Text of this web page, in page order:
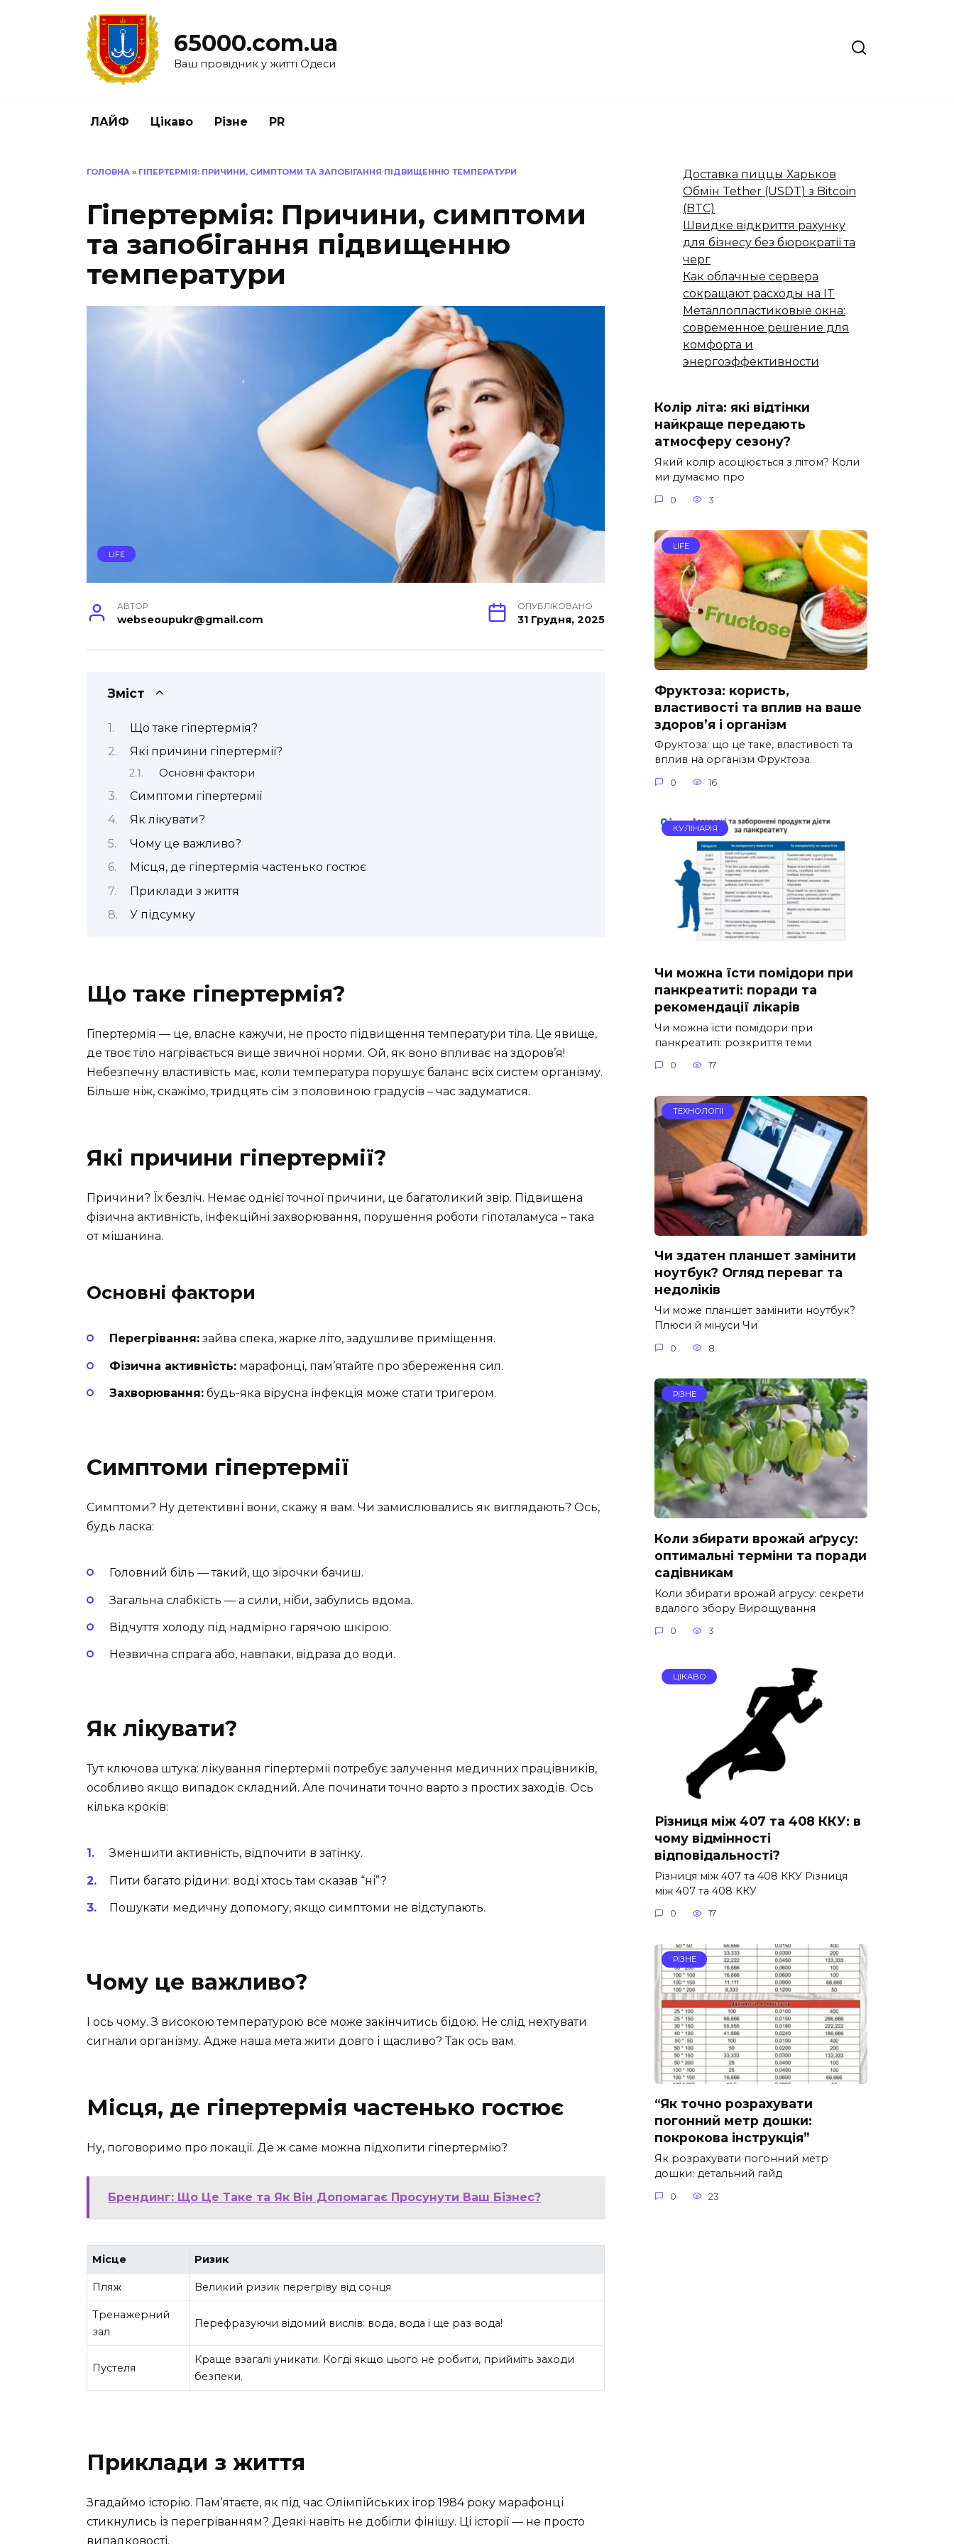
65000.com.ua
Ваш провідник у житті Одеси
ЛАЙФ Цікаво Різне PR
ГОЛОВНА » ГІПЕРТЕРМІЯ: ПРИЧИНИ, СИМПТОМИ ТА ЗАПОБІГАННЯ ПІДВИЩЕННЮ ТЕМПЕРАТУРИ
Гіпертермія: Причини, симптоми
та запобігання підвищенню
температури
LIFE
АВТОР
webseoupukr@gmail.com
ОПУБЛІКОВАНО
31 Грудня, 2025
Зміст
Що таке гіпертермія?
Які причини гіпертермії?
Основні фактори
Симптоми гіпертермії
Як лікувати?
Чому це важливо?
Місця, де гіпертермія частенько гостює
Приклади з життя
У підсумку
Що таке гіпертермія?
Гіпертермія — це, власне кажучи, не просто підвищення температури тіла. Це явище,
де твоє тіло нагрівається вище звичної норми. Ой, як воно впливає на здоров’я!
Небезпечну властивість має, коли температура порушує баланс всіх систем організму.
Більше ніж, скажімо, тридцять сім з половиною градусів – час задуматися.
Які причини гіпертермії?
Причини? Їх безліч. Немає однієї точної причини, це багатоликий звір. Підвищена
фізична активність, інфекційні захворювання, порушення роботи гіпоталамуса – така
от мішанина.
Основні фактори
Перегрівання: зайва спека, жарке літо, задушливе приміщення.
Фізична активність: марафонці, пам’ятайте про збереження сил.
Захворювання: будь-яка вірусна інфекція може стати тригером.
Симптоми гіпертермії
Симптоми? Ну детективні вони, скажу я вам. Чи замислювались як виглядають? Ось,
будь ласка:
Головний біль — такий, що зірочки бачиш.
Загальна слабкість — а сили, ніби, забулись вдома.
Відчуття холоду під надмірно гарячою шкірою.
Незвична спрага або, навпаки, відраза до води.
Як лікувати?
Тут ключова штука: лікування гіпертермії потребує залучення медичних працівників,
особливо якщо випадок складний. Але починати точно варто з простих заходів. Ось
кілька кроків:
Зменшити активність, відпочити в затінку.
Пити багато рідини: воді хтось там сказав “ні”?
Пошукати медичну допомогу, якщо симптоми не відступають.
Чому це важливо?
І ось чому. З високою температурою все може закінчитись бідою. Не слід нехтувати
сигнали організму. Адже наша мета жити довго і щасливо? Так ось вам.
Місця, де гіпертермія частенько гостює
Ну, поговоримо про локації. Де ж саме можна підхопити гіпертермію?
Брендинг: Що Це Таке та Як Він Допомагає Просунути Ваш Бізнес?
Місце Ризик
Пляж Великий ризик перегріву від сонця
Тренажерний
зал
Перефразуючи відомий вислів: вода, вода і ще раз вода!
Пустеля
Краще взагалі уникати. Когді якщо цього не робити, прийміть заходи
безпеки.
Приклади з життя
Згадаймо історію. Пам’ятаєте, як під час Олімпійських ігор 1984 року марафонці
стикнулись із перегріванням? Деякі навіть не добігли фінішу. Ці історії — не просто
випадковості.
Доставка пиццы Харьков
Обмін Tether (USDT) з Bitcoin
(BTC)
Швидке відкриття рахунку
для бізнесу без бюрократії та
черг
Как облачные сервера
сокращают расходы на IT
Металлопластиковые окна:
современное решение для
комфорта и
энергоэффективности
Колір літа: які відтінки
найкраще передають
атмосферу сезону?
Який колір асоціюється з літом? Коли
ми думаємо про
0 3
LIFE
Фруктоза: користь,
властивості та вплив на ваше
здоров’я і організм
Фруктоза: що це таке, властивості та
вплив на організм Фруктоза.
0 16
КУЛІНАРІЯ
Чи можна їсти помідори при
панкреатиті: поради та
рекомендації лікарів
Чи можна їсти помідори при
панкреатиті: розкриття теми
0 17
ТЕХНОЛОГІЇ
Чи здатен планшет замінити
ноутбук? Огляд переваг та
недоліків
Чи може планшет замінити ноутбук?
Плюси й мінуси Чи
0 8
РІЗНЕ
Коли збирати врожай аґрусу:
оптимальні терміни та поради
садівникам
Коли збирати врожай аґрусу: секрети
вдалого збору Вирощування
0 3
ЦІКАВО
Різниця між 407 та 408 ККУ: в
чому відмінності
відповідальності?
Різниця між 407 та 408 ККУ Різниця
між 407 та 408 ККУ
0 17
РІЗНЕ
“Як точно розрахувати
погонний метр дошки:
покрокова інструкція”
Як розрахувати погонний метр
дошки: детальний гайд
0 23